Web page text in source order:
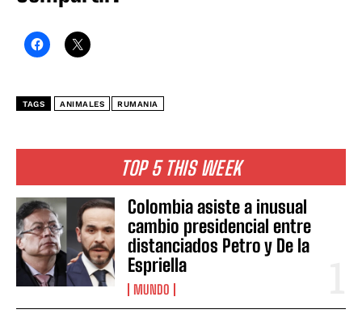
TOP 5 THIS WEEK
Colombia asiste a inusual
cambio presidencial entre
distanciados Petro y De la
Espriella
MUNDO
TAGS ANIMALES RUMANIA